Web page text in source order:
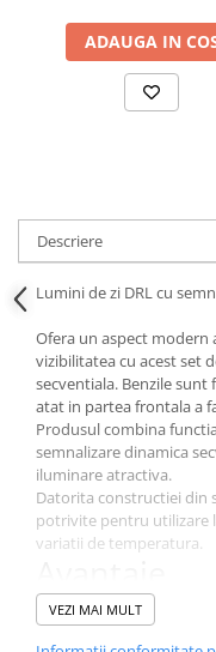
Ornamente Pedale Auto
Ornamente Protectie
Ornamente Schimbator
Plasa elastica &
Prelate Auto
Scrumiere Auto
Stergatoare Parbriz
Suport Auto Ochelari
Suporti Numar
Suporti Pahar Auto
Suporti Telefon Auto
Tetiera Auto
COVORASE AUTO
Covorase BMW
ADAUGA IN
Descriere
Lumini de zi DRL cu
Ofera un aspect
vizibilitatea cu acest set
secventiala. Benzile
atat in partea frontala a
Produsul combina
semnalizare dinamica
iluminare atractiva.
Datorita constructiei din
potrivite pentru utilizare
variatii de temperatura.
✔ functie DRL cu lumina
✔ semnalizare
✔ montaj autoadeziv
VEZI MAI MULT